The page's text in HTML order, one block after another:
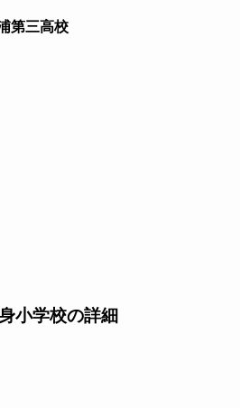
第三高校
小学校の詳細